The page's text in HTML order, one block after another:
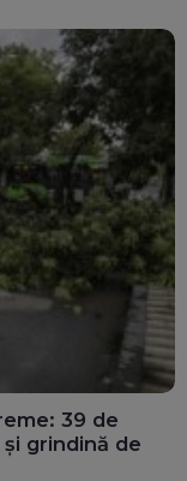
39 de
grindină de